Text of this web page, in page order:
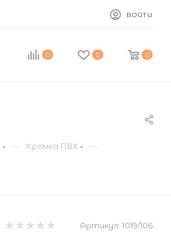
ВОЙТИ
0 0 0
— Кромка ПВХ —
Артикул: 1019/106